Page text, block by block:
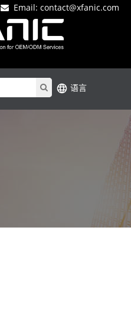
Email: contact@xfanic.com
语言